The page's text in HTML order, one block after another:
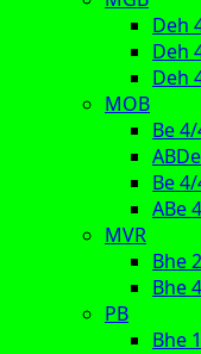
Deh
Deh
Deh
MOB
Be
Be
ABe
MVR
Bhe
Bhe
PB
Bhe